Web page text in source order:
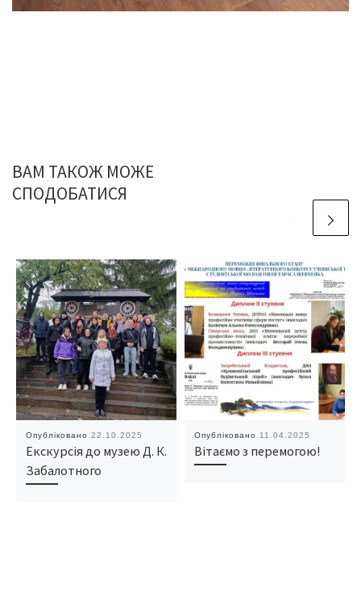
ВАМ ТАКОЖ МОЖЕ
СПОДОБАТИСЯ
Опубліковано 22.10.2025
Екскурсія до музею Д. К.
Забалотного
Опубліковано 11.04.2025
Вітаємо з перемогою!